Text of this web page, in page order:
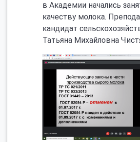
в Академии начались
качеству молока.
кандидат
Татьяна Михайловна